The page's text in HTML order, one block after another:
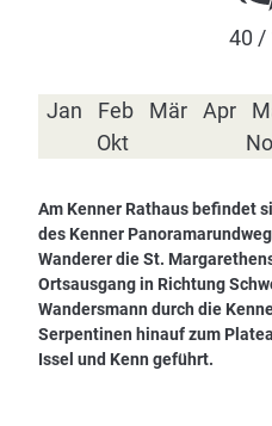
40 /
Jan Feb Mär Apr
Okt
Am Kenner Rathaus befindet
des Kenner
Wanderer die St.
Ortsausgang in Richtung
Wandersmann durch die
Serpentinen hinauf zum
Issel und Kenn geführt.